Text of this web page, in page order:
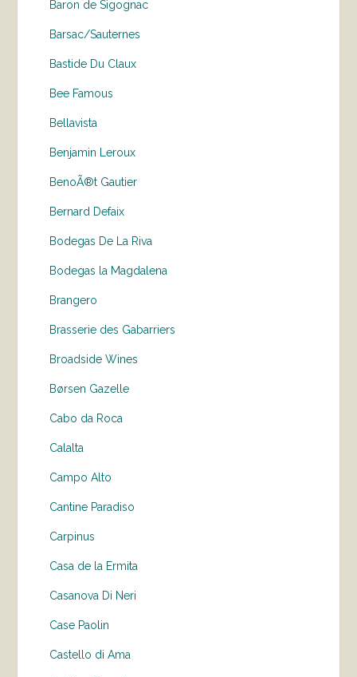
Baron de Sigognac
Barsac/Sauternes
Bastide Du Claux
Bee Famous
Bellavista
Benjamin Leroux
BenoÃ®t Gautier
Bernard Defaix
Bodegas De La Riva
Bodegas la Magdalena
Brangero
Brasserie des Gabarriers
Broadside Wines
Børsen Gazelle
Cabo da Roca
Calalta
Campo Alto
Cantine Paradiso
Carpinus
Casa de la Ermita
Casanova Di Neri
Case Paolin
Castello di Ama